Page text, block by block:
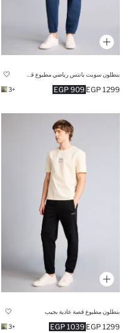
909 EGP 1299 EGP
+3
بنطلون مطبوع قصة عادية بجيب
1039 EGP 1299 EGP
+3